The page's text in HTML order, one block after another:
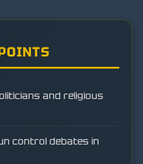
and religious
control debates in